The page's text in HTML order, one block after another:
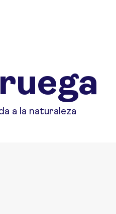
a la naturaleza